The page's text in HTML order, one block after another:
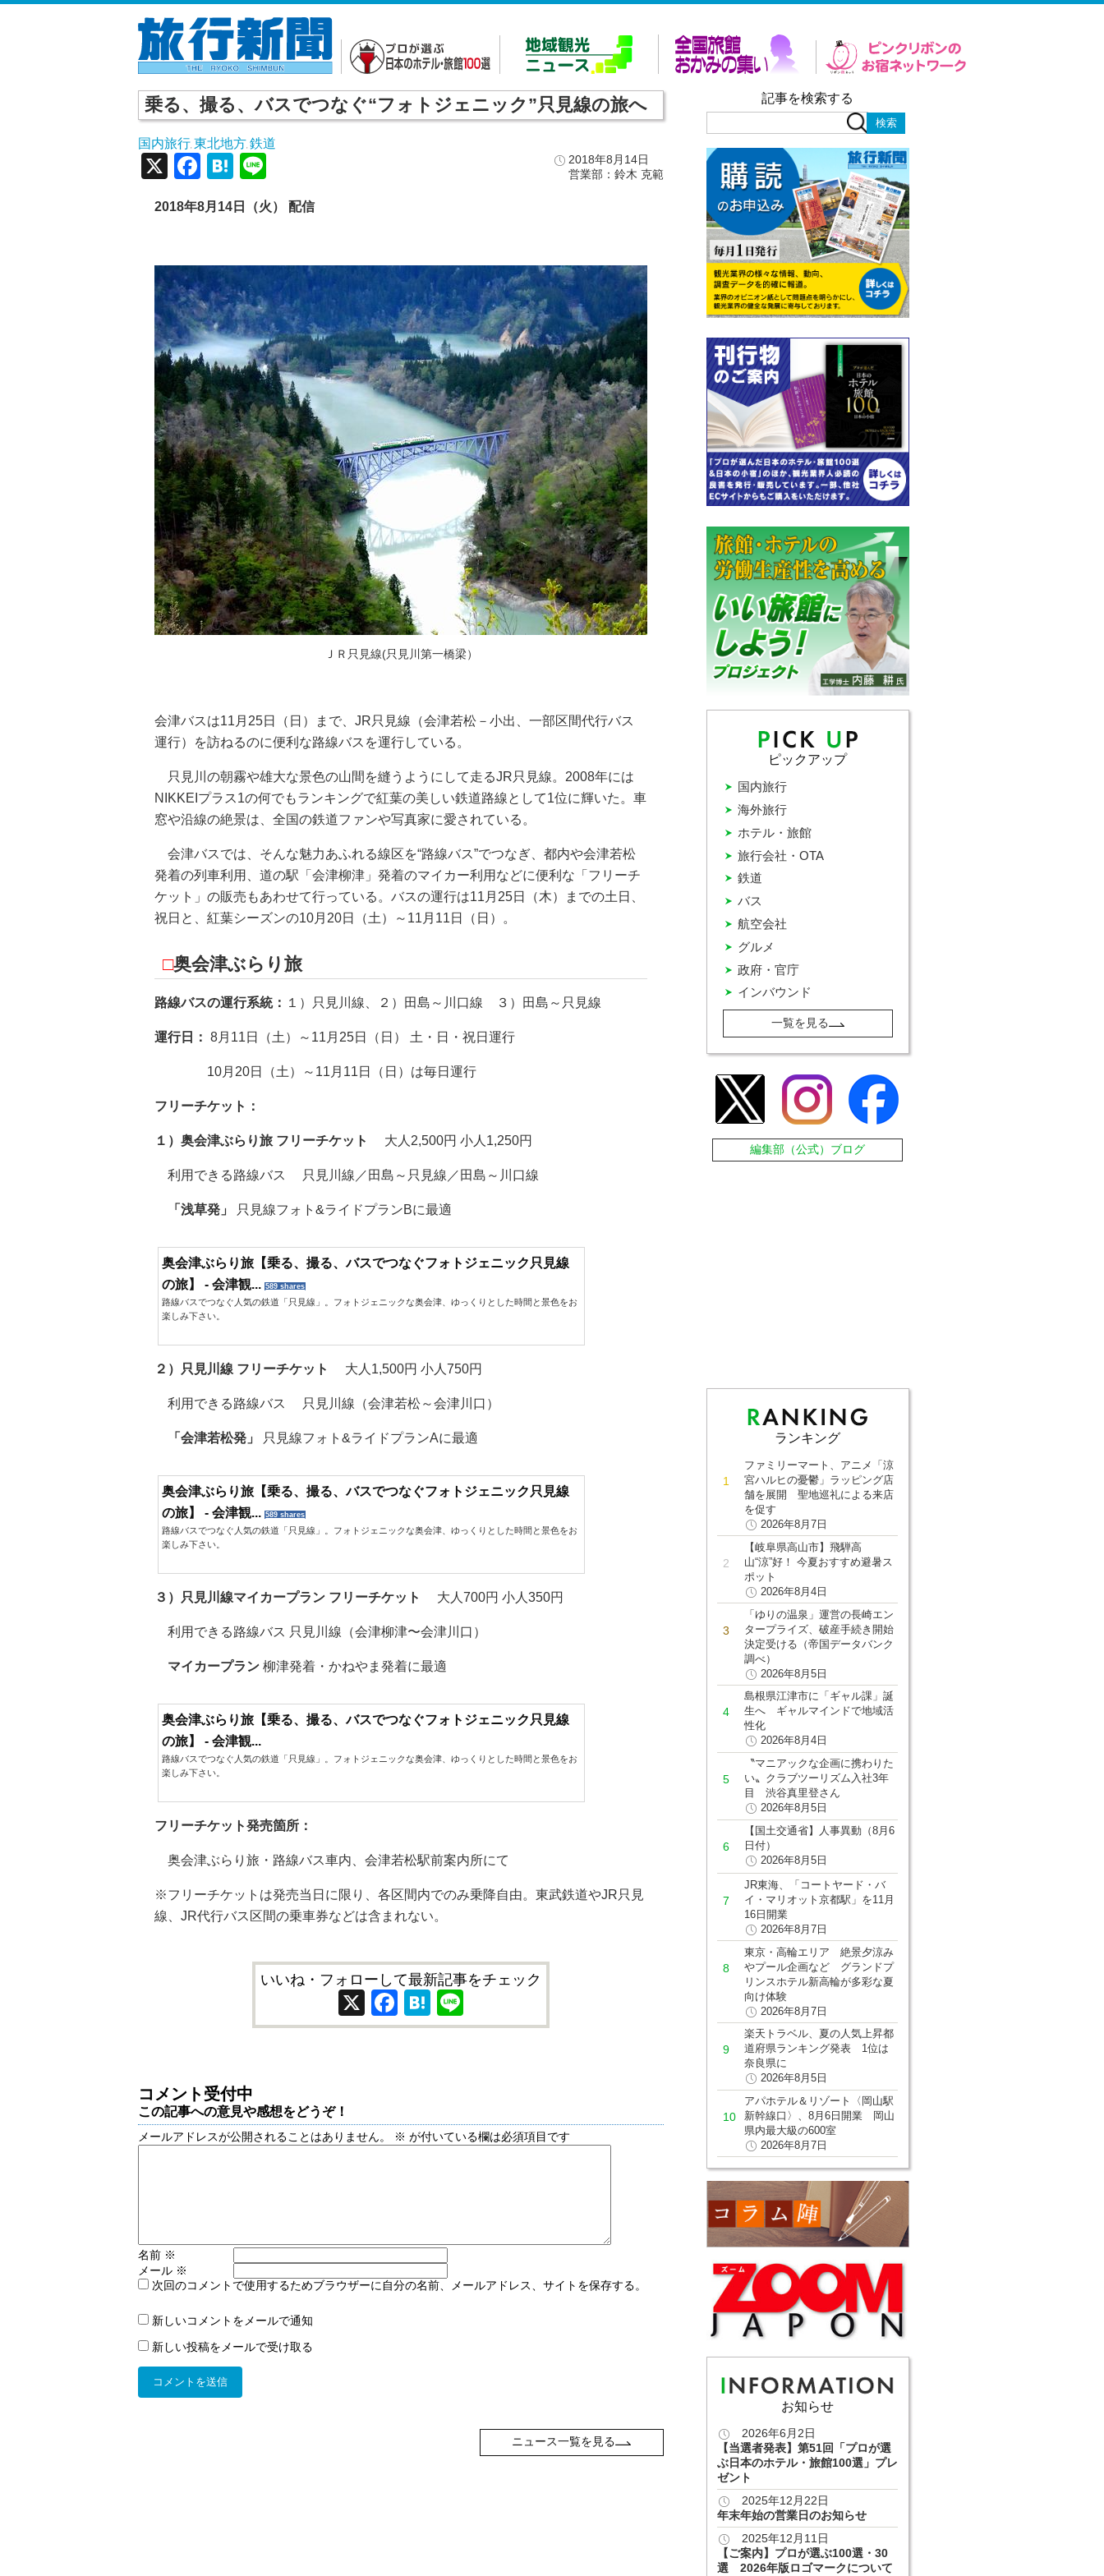
乗る、撮る、バスでつなぐ“フォトジェニック”只見線の旅へ
国内旅行 東北地方 ,鉄道
2018年8月14日
営業部：鈴木 克範
X Facebook
Hatena
2018年8月14日（火） 配信
ＪＲ只見線(只見川第一橋梁）
会津バスは11月25日（日）まで、JR只見線（会津若松－小出、一部区間代行バス
運行）を訪ねるのに便利な路線バスを運行している。
只見川の朝霧や雄大な景色の山間を縫うようにして走るJR只見線。2008年には
NIKKEIプラス1の何でもランキングで紅葉の美しい鉄道路線として1位に輝いた。車
窓や沿線の絶景は、全国の鉄道ファンや写真家に愛されている。
会津バスでは、そんな魅力あふれる線区を“路線バス”でつなぎ、都内や会津若松
発着の列車利用、道の駅「会津柳津」発着のマイカー利用などに便利な「フリーチ
ケット」の販売もあわせて行っている。バスの運行は11月25日（木）までの土日、
祝日と、紅葉シーズンの10月20日（土）～11月11日（日）。
□奥会津ぶらり旅
路線バスの運行系統： １）只見川線、２）田島～川口線 ３）田島～只見線
運行日： 8月11日（土）～11月25日（日） 土・日・祝日運行
10月20日（土）～11月11日（日）は毎日運行
フリーチケット：
１）奥会津ぶらり旅 フリーチケット 大人2,500円 小人1,250円
利用できる路線バス 只見川線／田島～只見線／田島～川口線
「浅草発」 只見線フォト&ライドプランBに最適
奥会津ぶらり旅【乗る、撮る、バスでつなぐフォトジェニック只見線
の旅】 - 会津観... 589 shares
路線バスでつなぐ人気の鉄道「只見線」。フォトジェニックな奥会津、ゆっくりとした時間と景色をお
楽しみ下さい。
２）只見川線 フリーチケット 大人1,500円 小人750円
利用できる路線バス 只見川線（会津若松～会津川口）
「会津若松発」 只見線フォト&ライドプランAに最適
奥会津ぶらり旅【乗る、撮る、バスでつなぐフォトジェニック只見線
の旅】 - 会津観... 589 shares
路線バスでつなぐ人気の鉄道「只見線」。フォトジェニックな奥会津、ゆっくりとした時間と景色をお
楽しみ下さい。
３）只見川線マイカープラン フリーチケット 大人700円 小人350円
利用できる路線バス 只見川線（会津柳津〜会津川口）
マイカープラン 柳津発着・かねやま発着に最適
奥会津ぶらり旅【乗る、撮る、バスでつなぐフォトジェニック只見線
の旅】 - 会津観...
路線バスでつなぐ人気の鉄道「只見線」。フォトジェニックな奥会津、ゆっくりとした時間と景色をお
楽しみ下さい。
フリーチケット発売箇所：
奥会津ぶらり旅・路線バス車内、会津若松駅前案内所にて
※フリーチケットは発売当日に限り、各区間内でのみ乗降自由。東武鉄道やJR只見
線、JR代行バス区間の乗車券などは含まれない。
いいね・フォローして最新記事をチェック
X Facebook
Hatena
コメント受付中
この記事への意見や感想をどうぞ！
メールアドレスが公開されることはありません。 ※ が付いている欄は必須項目です
名前 ※
メール ※
次回のコメントで使用するためブラウザーに自分の名前、メールアドレス、サイトを保存する。
新しいコメントをメールで通知
新しい投稿をメールで受け取る
ニュース一覧を見る
記事を検索する
ピックアップ
インバウンド
グルメ
バス
ホテル・旅館
国内旅行
政府・官庁
旅行会社・OTA
海外旅行
航空会社
鉄道
一覧を見る
編集部（公式）ブログ
ランキング
ファミリーマート、アニメ「涼
宮ハルヒの憂鬱」ラッピング店
舗を展開 聖地巡礼による来店
を促す
2026年8月7日
【岐阜県高山市】飛騨高
山“涼”好！ 今夏おすすめ避暑ス
ポット
2026年8月4日
「ゆりの温泉」運営の長崎エン
タープライズ、破産手続き開始
決定受ける（帝国データバンク
調べ）
2026年8月5日
島根県江津市に「ギャル課」誕
生へ ギャルマインドで地域活
性化
2026年8月4日
〝マニアックな企画に携わりた
い〟クラブツーリズム入社3年
目 渋谷真里登さん
2026年8月5日
【国土交通省】人事異動（8月6
日付）
2026年8月5日
JR東海、「コートヤード・バ
イ・マリオット京都駅」を11月
16日開業
2026年8月7日
東京・高輪エリア 絶景夕涼み
やプール企画など グランドプ
リンスホテル新高輪が多彩な夏
向け体験
2026年8月7日
楽天トラベル、夏の人気上昇都
道府県ランキング発表 1位は
奈良県に
2026年8月5日
アパホテル＆リゾート〈岡山駅
新幹線口〉、8月6日開業 岡山
県内最大級の600室
2026年8月7日
お知らせ
2026年6月2日
【当選者発表】第51回「プロが選
ぶ日本のホテル・旅館100選」プレ
ゼント
2025年12月22日
年末年始の営業日のお知らせ
2025年12月11日
【ご案内】プロが選ぶ100選・30
選 2026年版ロゴマークについて